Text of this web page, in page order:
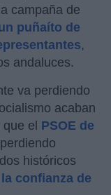
campaña de
puñaíto de
,
andaluces.
va perdiendo
acaban
que el PSOE de
históricos
confianza de